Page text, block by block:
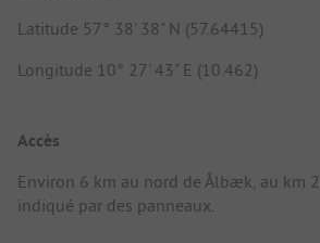
Latitude 57° 38' 38" N (57.64415)
Longitude 10° 27' 43" E (10.462)
Accès
Environ 6 km au nord de Ålbæk, au km
indiqué par des panneaux.